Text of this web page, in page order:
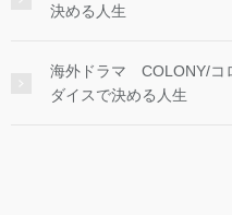
決める人生
海外ドラマ COLONY/コ
ダイスで決める人生